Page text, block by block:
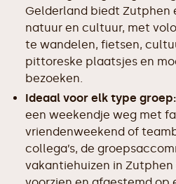
Gelderland biedt Zutphen
natuur en cultuur, met
te wandelen, fietsen,
pittoreske plaatsjes en
bezoeken.
Ideaal voor elk type groep:
een weekendje weg met
vriendenweekend of
collega’s, de
vakantiehuizen in